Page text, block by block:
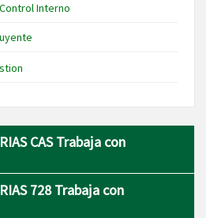
Interno
CAS Trabaja con
728 Trabaja con